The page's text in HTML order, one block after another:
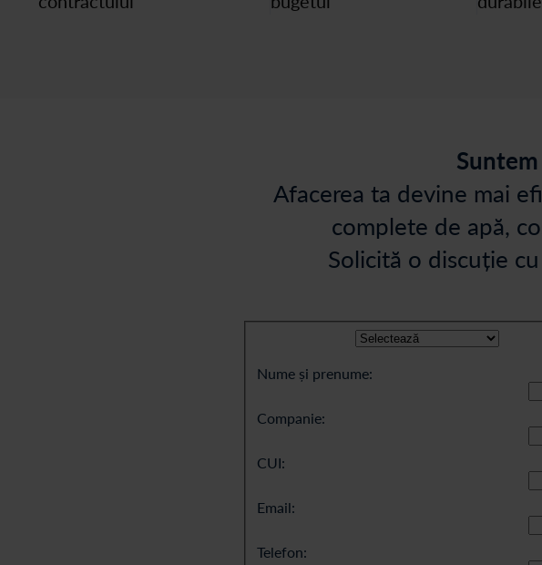
Afacerea ta devine mai
complete de apă,
Solicită o discuție
Nume și prenume:
Companie:
CUI:
Email:
Telefon: